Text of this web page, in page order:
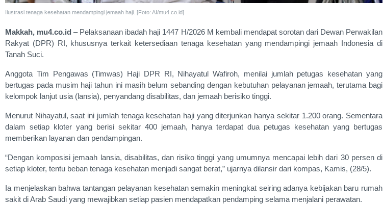
Ilustrasi tenaga kesehatan mendampingi jemaah haji. [Foto: AI/mu4.co.id]
Makkah, mu4.co.id – Pelaksanaan ibadah haji 1447 H/2026 M kembali mendapat sorotan dari Dewan Perwakilan
Rakyat (DPR) RI, khususnya terkait ketersediaan tenaga kesehatan yang mendampingi jemaah Indonesia di
Tanah Suci.
Anggota Tim Pengawas (Timwas) Haji DPR RI, Nihayatul Wafiroh, menilai jumlah petugas kesehatan yang
bertugas pada musim haji tahun ini masih belum sebanding dengan kebutuhan pelayanan jemaah, terutama bagi
kelompok lanjut usia (lansia), penyandang disabilitas, dan jemaah berisiko tinggi.
Menurut Nihayatul, saat ini jumlah tenaga kesehatan haji yang diterjunkan hanya sekitar 1.200 orang. Sementara
dalam setiap kloter yang berisi sekitar 400 jemaah, hanya terdapat dua petugas kesehatan yang bertugas
memberikan layanan dan pendampingan.
“Dengan komposisi jemaah lansia, disabilitas, dan risiko tinggi yang umumnya mencapai lebih dari 30 persen di
setiap kloter, tentu beban tenaga kesehatan menjadi sangat berat,” ujarnya dilansir dari kompas, Kamis, (28/5).
Ia menjelaskan bahwa tantangan pelayanan kesehatan semakin meningkat seiring adanya kebijakan baru rumah
sakit di Arab Saudi yang mewajibkan setiap pasien mendapatkan pendamping selama menjalani perawatan.